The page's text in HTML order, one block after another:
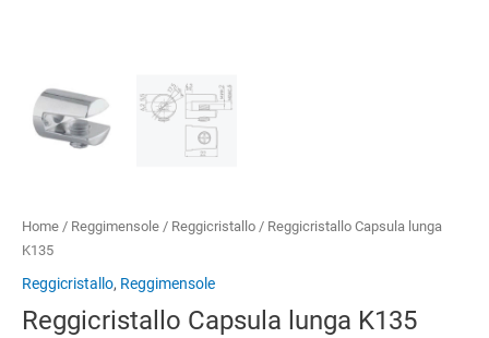
Home / Reggimensole / Reggicristallo / Reggicristallo Capsula lunga
K135
Reggicristallo, Reggimensole
Reggicristallo Capsula lunga K135